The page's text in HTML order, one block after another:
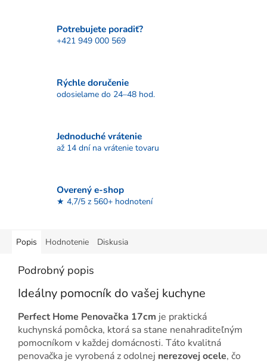
Potrebujete poradiť?
+421 949 000 569
Rýchle doručenie
odosielame do 24–48 hod.
Jednoduché vrátenie
až 14 dní na vrátenie tovaru
Overený e-shop
★ 4,7/5 z 560+ hodnotení
Popis Hodnotenie Diskusia
Podrobný popis
Ideálny pomocník do vašej kuchyne
Perfect Home Penovačka 17cm je praktická
kuchynská pomôcka, ktorá sa stane nenahraditeľným
pomocníkom v každej domácnosti. Táto kvalitná
penovačka je vyrobená z odolnej nerezovej ocele, čo